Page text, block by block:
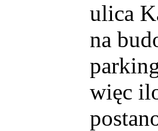
ulica
na
więc